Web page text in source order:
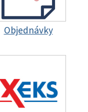
Objednávky